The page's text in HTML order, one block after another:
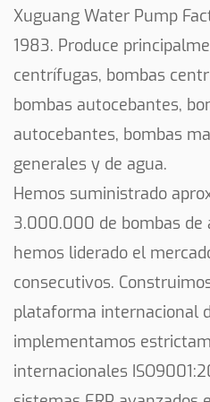
centrífuga 6HP 18M
prioriza la facilidad de uso.
los operadores gestionar
la presión del agua. Su
componentes accesibles
de mantenimiento,
con distintos niveles de
puedan operar y mantener
efectiva.
En resumen, la bomba de
se presenta como una
eficiente para las
Xuguang Water Pump
1983. Produce
centrífugas, bombas
bombas autocebantes,
autocebantes, bombas
generales y de agua.
Hemos suministrado
3.000.000 de bombas de
hemos liderado el
consecutivos.
plataforma internacional
implementamos
internacionales